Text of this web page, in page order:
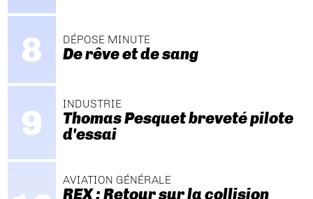
DÉPOSE MINUTE
De rêve et de sang
INDUSTRIE
Thomas Pesquet breveté pilote
d'essai
AVIATION GÉNÉRALE
REX : Retour sur la collision